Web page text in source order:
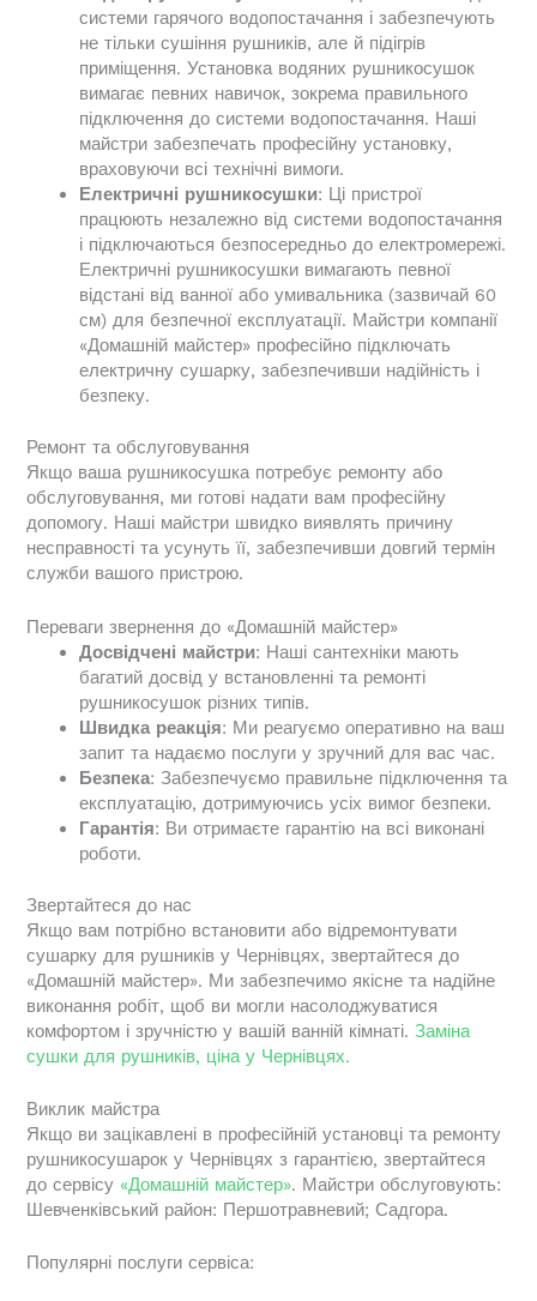
системи гарячого водопостачання і забезпечують
не тільки сушіння рушників, але й підігрів
приміщення. Установка водяних рушникосушок
вимагає певних навичок, зокрема правильного
підключення до системи водопостачання. Наші
майстри забезпечать професійну установку,
враховуючи всі технічні вимоги.
Електричні рушникосушки: Ці пристрої
працюють незалежно від системи водопостачання
і підключаються безпосередньо до електромережі.
Електричні рушникосушки вимагають певної
відстані від ванної або умивальника (зазвичай 60
см) для безпечної експлуатації. Майстри компанії
«Домашній майстер» професійно підключать
електричну сушарку, забезпечивши надійність і
безпеку.
Ремонт та обслуговування
Якщо ваша рушникосушка потребує ремонту або
обслуговування, ми готові надати вам професійну
допомогу. Наші майстри швидко виявлять причину
несправності та усунуть її, забезпечивши довгий термін
служби вашого пристрою.
Переваги звернення до «Домашній майстер»
Досвідчені майстри: Наші сантехніки мають
багатий досвід у встановленні та ремонті
рушникосушок різних типів.
Швидка реакція: Ми реагуємо оперативно на ваш
запит та надаємо послуги у зручний для вас час.
Безпека: Забезпечуємо правильне підключення та
експлуатацію, дотримуючись усіх вимог безпеки.
Гарантія: Ви отримаєте гарантію на всі виконані
роботи.
Звертайтеся до нас
Якщо вам потрібно встановити або відремонтувати
сушарку для рушників у Чернівцях, звертайтеся до
«Домашній майстер». Ми забезпечимо якісне та надійне
виконання робіт, щоб ви могли насолоджуватися
комфортом і зручністю у вашій ванній кімнаті.Заміна
сушки для рушників, ціна у Чернівцях.
Виклик майстра
Якщо ви зацікавлені в професійній установці та ремонту
рушникосушарок у Чернівцях з гарантією, звертайтеся
до сервісу «Домашній майстер». Майстри обслуговують:
Шевченківський район: Першотравневий; Садгора.
Популярні послуги сервіса: